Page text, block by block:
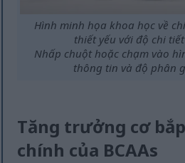
Hình minh họa khoa học về
thiết yếu với độ chi
Nhấp chuột hoặc chạm vào
thông tin và độ phân
Tăng trưởng cơ
chính của BCAAs